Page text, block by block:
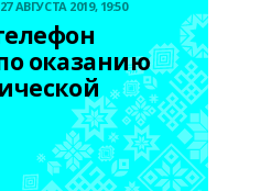
27 АВГУСТА 2019, 19:50
оказанию